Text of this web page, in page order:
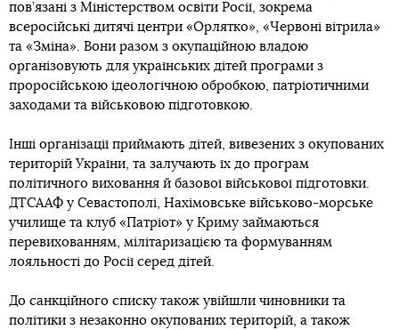
пов’язані з Міністерством освіти Росії, зокрема
всеросійські дитячі центри «Орлятко», «Червоні вітрила»
та «Зміна». Вони разом з окупаційною владою
організовують для українських дітей програми з
проросійською ідеологічною обробкою, патріотичними
заходами та військовою підготовкою.
Інші організації приймають дітей, вивезених з окупованих
територій України, та залучають їх до програм
політичного виховання й базової військової підготовки.
ДТСААФ у Севастополі, Нахімовське військово-морське
училище та клуб «Патріот» у Криму займаються
перевихованням, мілітаризацією та формуванням
лояльності до Росії серед дітей.
До санкційного списку також увійшли чиновники та
політики з незаконно окупованих територій, а також